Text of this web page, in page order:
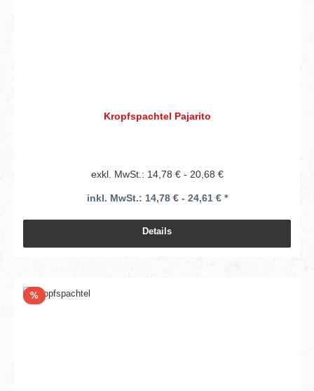
Kropfspachtel Pajarito
exkl. MwSt.: 14,78 € - 20,68 €
inkl. MwSt.: 14,78 € - 24,61 € *
Details
%Rabatt